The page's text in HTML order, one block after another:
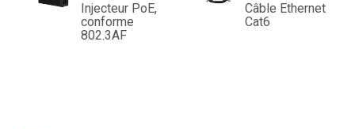
Injecteur PoE,
conforme
802.3AF
Câble Ethernet
Cat6